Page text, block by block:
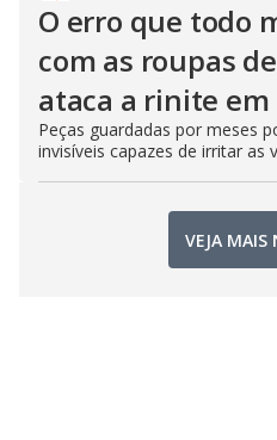
O erro que todo
com as roupas
ataca a rinite
Peças guardadas por meses
invisíveis capazes de irritar as
VEJA MAIS